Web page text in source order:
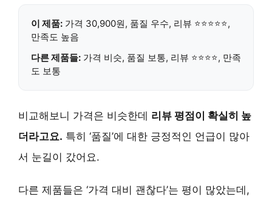
이 제품: 가격 30,900원, 품질 우수, 리뷰 ⭐⭐⭐⭐⭐,
만족도 높음
다른 제품들: 가격 비슷, 품질 보통, 리뷰 ⭐⭐⭐⭐, 만족
도 보통
비교해보니 가격은 비슷한데 리뷰 평점이 확실히 높
더라고요. 특히 ‘품질’에 대한 긍정적인 언급이 많아
서 눈길이 갔어요.
다른 제품들은 ‘가격 대비 괜찮다’는 평이 많았는데,